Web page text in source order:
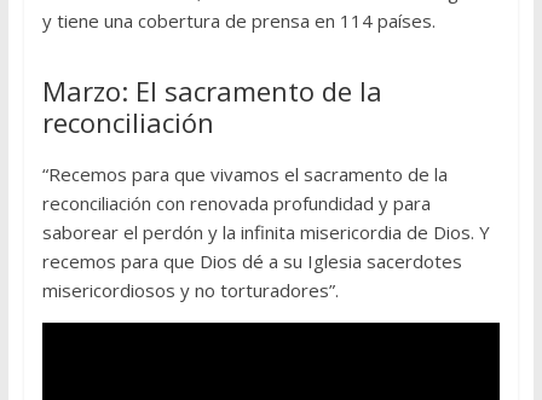
y tiene una cobertura de prensa en 114 países.
Marzo: El sacramento de la
reconciliación
“Recemos para que vivamos el sacramento de la
reconciliación con renovada profundidad y para
saborear el perdón y la infinita misericordia de Dios. Y
recemos para que Dios dé a su Iglesia sacerdotes
misericordiosos y no torturadores”.